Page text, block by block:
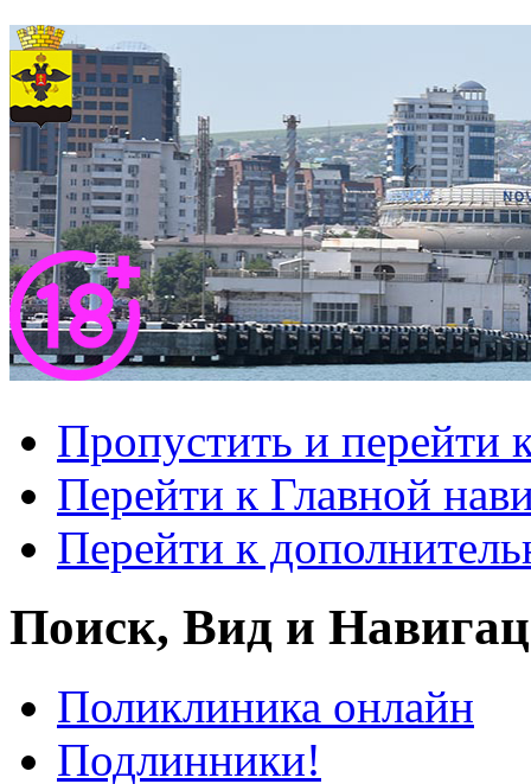
Пропустить и перейти
Перейти к Главной
Перейти к
Поиск, Вид и
Поликлиника онлайн
Подлинники!